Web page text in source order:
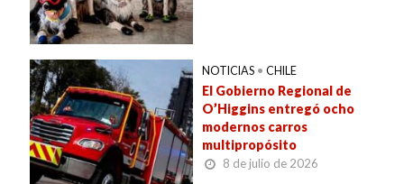
NOTICIAS • CHILE
El Gobierno Regional de
O’Higgins entregó ocho
modernos carros
multipropósito
8 de julio de 2026